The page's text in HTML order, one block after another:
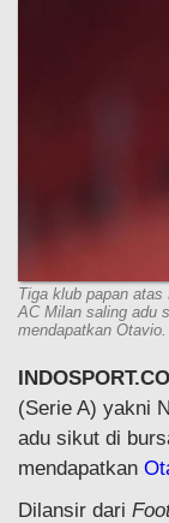
Tiga klub papan
AC Milan saling adu
mendapatkan Otavio.
(Serie A) yakni
adu sikut di
mendapatkan
Dilansir dari